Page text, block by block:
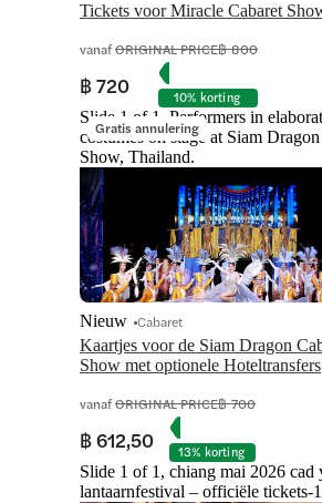
Tickets voor Miracle Cabaret
vanafORIGINAL PRICE฿ 800
฿ 720 10% korting
Gratis annulering
Slide 1 of 1, Performers in
costumes on stage at Siam
Show, Thailand.
Kaartjes voor de Siam Dragon
Show met optionele Hoteltransfers
Nieuw Cabaret
vanafORIGINAL PRICE฿ 700
฿ 612,50 13% korting
Slide 1 of 1, chiang mai 2026 cad
lantaarnfestival – officiële tickets-1